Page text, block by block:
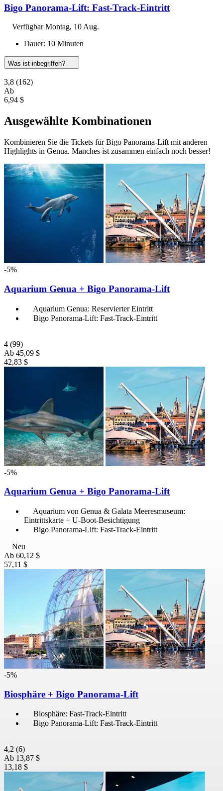
Bigo Panorama-Lift: Fast-Track-Eintritt
VerfügbarMontag, 10 Aug.
Dauer: 10 Minuten
Was ist inbegriffen?
3,8 (162)
Ab
6,94 $
Ausgewählte Kombinationen
Kombinieren Sie die Tickets für Bigo Panorama-Lift mit anderen
Highlights in Genua. Manches ist zusammen einfach noch besser!
-5%
Aquarium Genua + Bigo Panorama-Lift
Aquarium Genua: Reservierter Eintritt
Bigo Panorama-Lift: Fast-Track-Eintritt
4 (99)
Ab 45,09 $
42,83 $
-5%
Aquarium Genua + Bigo Panorama-Lift
Aquarium von Genua & Galata Meeresmuseum:
Eintrittskarte + U-Boot-Besichtigung
Bigo Panorama-Lift: Fast-Track-Eintritt
Neu
Ab 60,12 $
57,11 $
-5%
Biosphäre + Bigo Panorama-Lift
Biosphäre: Fast-Track-Eintritt
Bigo Panorama-Lift: Fast-Track-Eintritt
4,2 (6)
Ab 13,87 $
13,18 $